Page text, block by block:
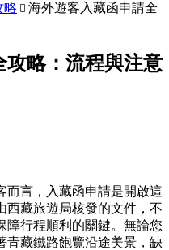
略  海外遊客入藏函申請全
攻略：流程與注意
而言，入藏函申請是開啟這
西藏旅遊局核發的文件，不
障行程順利的關鍵。無論您
青藏鐵路飽覽沿途美景，缺